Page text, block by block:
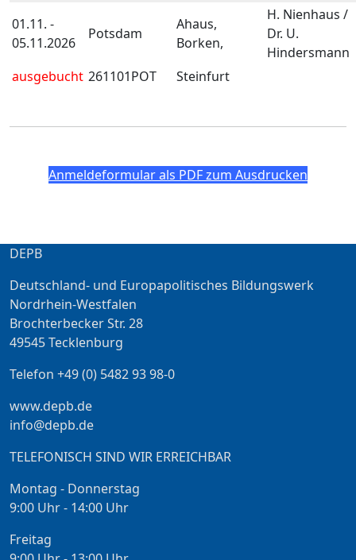
01.11. -
05.11.2026
Potsdam
Ahaus,
Borken,
H. Nienhaus /
Dr. U.
Hindersmann
ausgebucht 261101POT Steinfurt
Anmeldeformular als PDF zum Ausdrucken
DEPB
Deutschland- und Europapolitisches Bildungswerk
Nordrhein-Westfalen
Brochterbecker Str. 28
49545 Tecklenburg
Telefon +49 (0) 5482 93 98-0
www.depb.de
info@depb.de
TELEFONISCH SIND WIR ERREICHBAR
Montag - Donnerstag
9:00 Uhr - 14:00 Uhr
Freitag